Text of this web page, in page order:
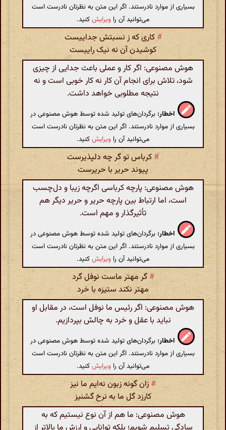
بسیاری از موارد نادرستند. اگر این متن به نظرتان نادرست است
می‌توانید آن را ویرایشکنید.
#کاری که ز نسبتش جداییست
کوشیدن آن نه نیک راییست
هوش مصنوعی: اگر کار و عملی باعث جدایی از چیزی
شود، تلاش برای انجام آن کار نه کار خوبی است و نه
نتیجه مطلوبی خواهد داشت.
اخطار: برگردان‌های تولید شده توسط هوش مصنوعی در
بسیاری از موارد نادرستند. اگر این متن به نظرتان نادرست است
می‌توانید آن را ویرایشکنید.
#کرباس تو گر چه دلپذیرست
پیوند حریر با حریرست
هوش مصنوعی: پارچه کرباسی اگرچه زیبا و دل‌چسب
است، اما ارتباط بین پارچه حریر و حریر دیگر هم
تأثیرگذار و مهم است.
اخطار: برگردان‌های تولید شده توسط هوش مصنوعی در
بسیاری از موارد نادرستند. اگر این متن به نظرتان نادرست است
می‌توانید آن را ویرایشکنید.
# گر مهتر ماست نوفل گرد
مهتر نکند ستیزه با خرد
هوش مصنوعی: اگر رئیس ما نوفل است، در مقابل او
نباید با عقل و خرد به چالش بپردازیم.
اخطار: برگردان‌های تولید شده توسط هوش مصنوعی در
بسیاری از موارد نادرستند. اگر این متن به نظرتان نادرست است
می‌توانید آن را ویرایشکنید.
# زان گونه زبون نه‌ایم ما نیز
کارزد گل ما به نرخ گشنیز
هوش مصنوعی: ما هم از آن نوع نیستیم که به